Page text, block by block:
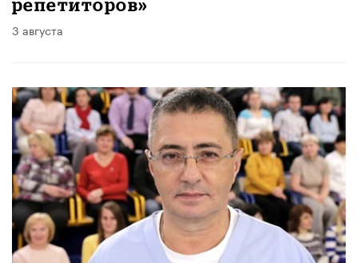
репетиторов»
3 августа